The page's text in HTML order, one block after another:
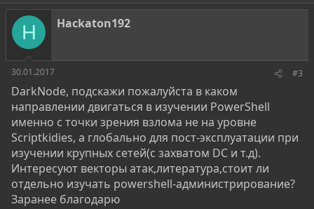
ц
и
:
H Hackaton192
30.01.2017 #3
DarkNode, подскажи пожалуйста в каком
направлении двигаться в изучении PowerShell
именно с точки зрения взлома не на уровне
Scriptkidies, а глобально для пост-эксплуатации при
изучении крупных сетей(с захватом DC и т.д).
Интересуют векторы атак,литература,стоит ли
отдельно изучать powershell-администрирование?
Заранее благодарю